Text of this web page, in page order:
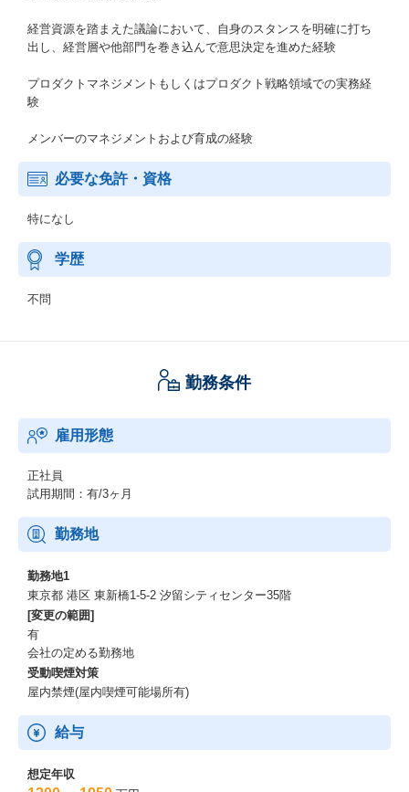
経営資源を踏まえた議論において、自身のスタンスを明確に打ち
出し、経営層や他部門を巻き込んで意思決定を進めた経験
プロダクトマネジメントもしくはプロダクト戦略領域での実務経
験
メンバーのマネジメントおよび育成の経験
必要な免許・資格
特になし
学歴
不問
勤務条件
雇用形態
正社員
試用期間：有/3ヶ月
勤務地
勤務地1
東京都 港区 東新橋1-5-2 汐留シティセンター35階
[変更の範囲]
有
会社の定める勤務地
受動喫煙対策
屋内禁煙(屋内喫煙可能場所有)
給与
想定年収